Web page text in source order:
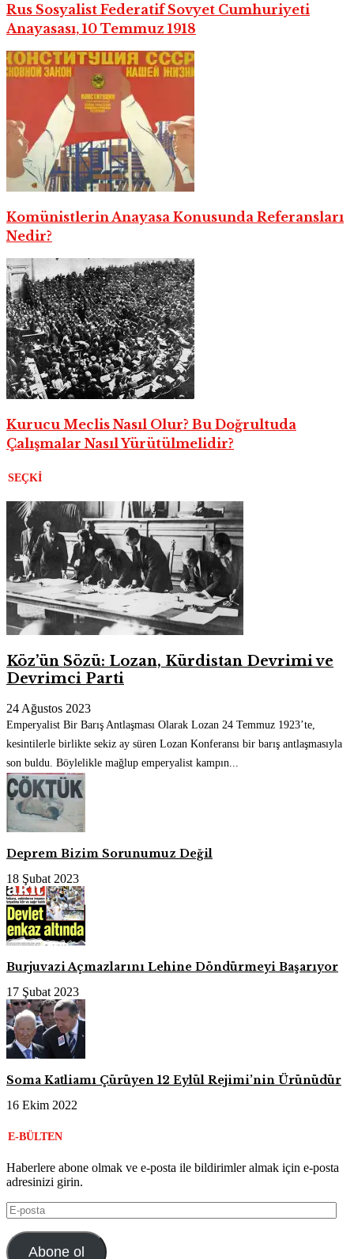
Rus Sosyalist Federatif Sovyet Cumhuriyeti
Anayasası, 10 Temmuz 1918
Komünistlerin Anayasa Konusunda Referansları
Nedir?
Kurucu Meclis Nasıl Olur? Bu Doğrultuda
Çalışmalar Nasıl Yürütülmelidir?
SEÇKI
Köz’ün Sözü: Lozan, Kürdistan Devrimi ve
Devrimci Parti
24 Ağustos 2023
Emperyalist Bir Barış Antlaşması Olarak Lozan 24 Temmuz 1923’te,
kesintilerle birlikte sekiz ay süren Lozan Konferansı bir barış antlaşmasıyla
son buldu. Böylelikle mağlup emperyalist kampın...
Deprem Bizim Sorunumuz Değil
18 Şubat 2023
Burjuvazi Açmazlarını Lehine Döndürmeyi Başarıyor
17 Şubat 2023
Soma Katliamı Çürüyen 12 Eylül Rejimi’nin Ürünüdür
16 Ekim 2022
E-BÜLTEN
Haberlere abone olmak ve e-posta ile bildirimler almak için e-posta
adresinizi girin.
E-
posta
Abone ol